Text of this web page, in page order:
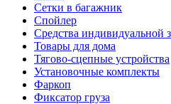
Сетки в багажник
Спойлер
Средства индивидуальной
Товары для дома
Тягово-сцепные устройства
Установочные комплекты
Фаркоп
Фиксатор груза